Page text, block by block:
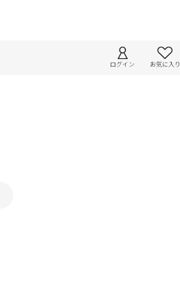
ログイン お気に入り